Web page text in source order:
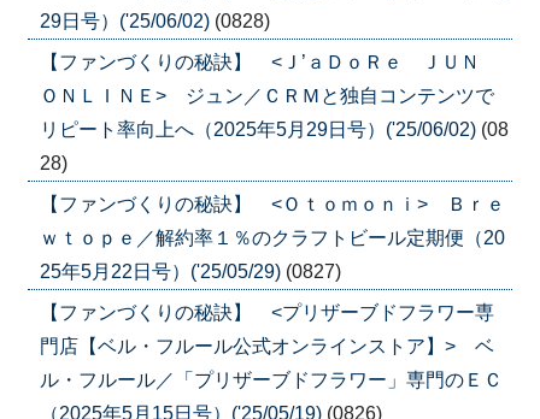
29日号）('25/06/02) (0828)
【ファンづくりの秘訣】 <Ｊ’ａＤｏＲｅ ＪＵＮ
ＯＮＬＩＮＥ> ジュン／ＣＲＭと独自コンテンツで
リピート率向上へ（2025年5月29日号）('25/06/02) (08
28)
【ファンづくりの秘訣】 <Ｏｔｏｍｏｎｉ> Ｂｒｅ
ｗｔｏｐｅ／解約率１％のクラフトビール定期便（20
25年5月22日号）('25/05/29) (0827)
【ファンづくりの秘訣】 <プリザーブドフラワー専
門店【ベル・フルール公式オンラインストア】> ベ
ル・フルール／「プリザーブドフラワー」専門のＥＣ
（2025年5月15日号）('25/05/19) (0826)